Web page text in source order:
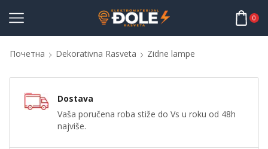
0
Почетна Dekorativna Rasveta Zidne lampe
Dostava
Vaša poručena roba stiže do Vs u roku od 48h
najviše.